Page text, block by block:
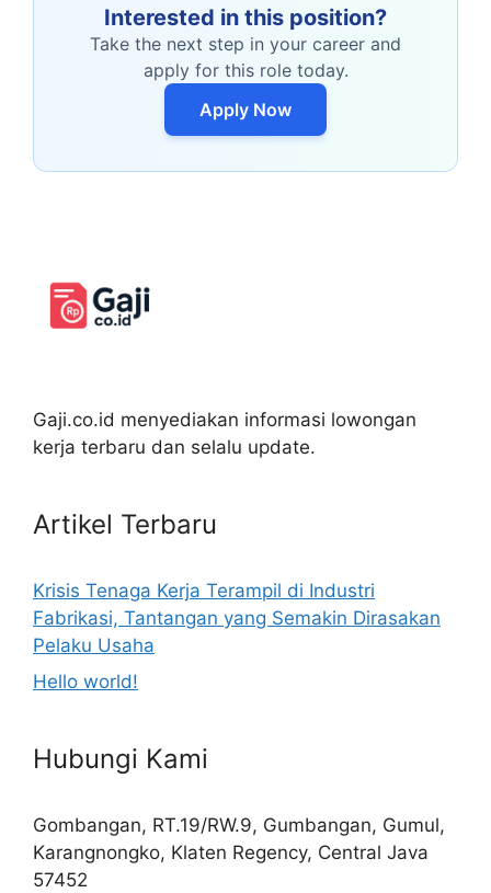
Interested in this position?
Take the next step in your career and
apply for this role today.
Apply Now
Gaji.co.id menyediakan informasi lowongan
kerja terbaru dan selalu update.
Artikel Terbaru
Krisis Tenaga Kerja Terampil di Industri
Fabrikasi, Tantangan yang Semakin Dirasakan
Pelaku Usaha
Hello world!
Hubungi Kami
Gombangan, RT.19/RW.9, Gumbangan, Gumul,
Karangnongko, Klaten Regency, Central Java
57452